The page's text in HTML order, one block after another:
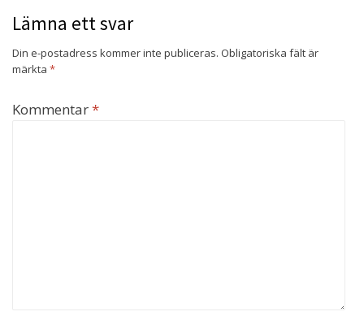
Lämna ett svar
Din e-postadress kommer inte publiceras. Obligatoriska fält är
märkta *
Kommentar*